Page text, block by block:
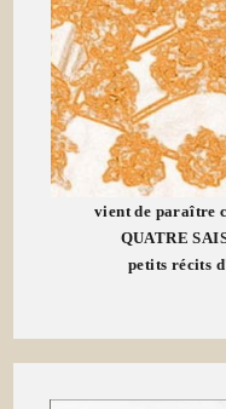
vient de paraître
QUATRE
petits récits